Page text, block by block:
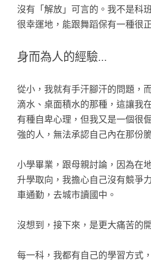
沒有「解放」可言的。我不是科
很幸運地，能跟舞蹈保有一種很
身而為人的經驗...
從小，我就有手汗腳汗的問題，
滴水、桌面積水的那種，這讓我
有種自卑心理，但我又是一個很
強的人，無法承認自己內在那份
小學畢業，跟母親討論，因為在
升學取向，我擔心自己沒有競爭
車通勤，去城市讀國中。
沒想到，接下來，是更大痛苦的
每一科，我都有自己的學習方式